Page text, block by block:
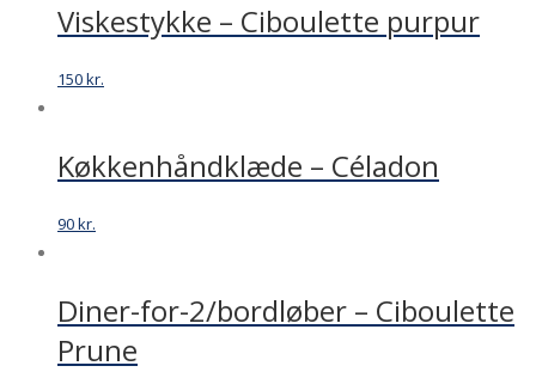
Viskestykke – Ciboulette purpur
150kr.
Køkkenhåndklæde – Céladon
90kr.
Diner-for-2/bordløber – Ciboulette
Prune